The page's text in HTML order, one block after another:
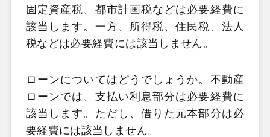
固定資産税、都市計画税などは必要経費に
該当します。一方、所得税、住民税、法人
税などは必要経費には該当しません。
ローンについてはどうでしょうか。不動産
ローンでは、支払い利息部分は必要経費に
該当します。ただし、借りた元本部分は必
要経費には該当しません。